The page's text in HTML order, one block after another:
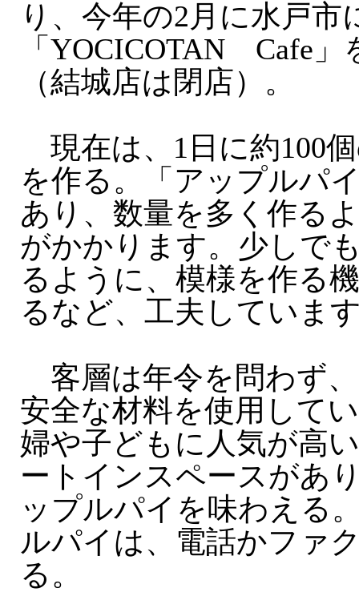
り、今年の2月に水戸市
「YOCICOTAN Cafe
（結城店は閉店）。
現在は、1日に約100
を作る。「アップルパ
あり、数量を多く作る
がかかります。少しで
るように、模様を作る
るなど、工夫していま
客層は年令を問わず
安全な材料を使用して
婦や子どもに人気が高
ートインスペースがあ
ップルパイを味わえる
ルパイは、電話かファ
る。